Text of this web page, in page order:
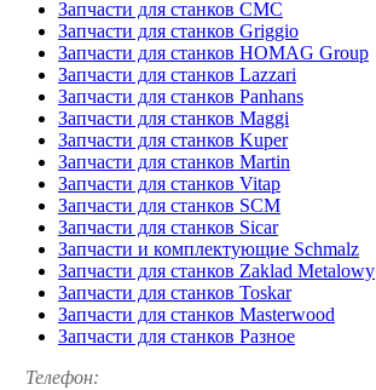
Запчасти для станков CMC
Запчасти для станков Griggio
Запчасти для станков HOMAG Group
Запчасти для станков Lazzari
Запчасти для станков Panhans
Запчасти для станков Maggi
Запчасти для станков Kuper
Запчасти для станков Martin
Запчасти для станков Vitap
Запчасти для станков SCM
Запчасти для станков Sicar
Запчасти и комплектующие Schmalz
Запчасти для станков Zaklad Metalowy
Запчасти для станков Toskar
Запчасти для станков Masterwood
Запчасти для станков Разное
Телефон: